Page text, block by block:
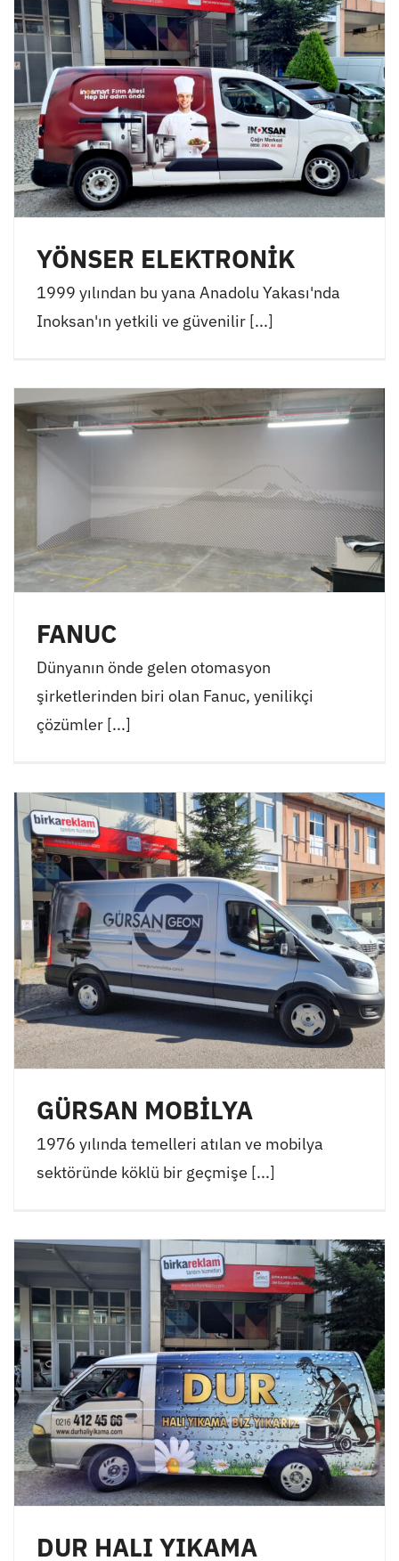
YÖNSER ELEKTRONİK
1999 yılından bu yana Anadolu Yakası'nda
Inoksan'ın yetkili ve güvenilir [...]
FANUC
Dünyanın önde gelen otomasyon
şirketlerinden biri olan Fanuc, yenilikçi
çözümler [...]
GÜRSAN MOBİLYA
1976 yılında temelleri atılan ve mobilya
sektöründe köklü bir geçmişe [...]
DUR HALI YIKAMA